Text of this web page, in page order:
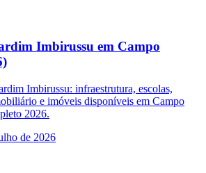
Imbirussu em Campo
Imbirussu: infraestrutura, escolas,
e imóveis disponíveis em Campo
2026.
de 2026